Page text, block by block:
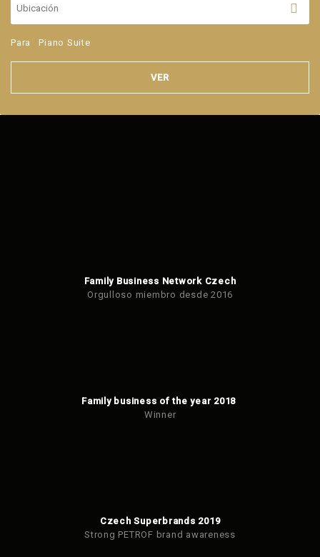
Para Piano Suite
VER
Family Business Network Czech
Orgulloso miembro desde 2016
Family business of the year 2018
Winner
Czech Superbrands 2019
Strong PETROF brand awareness